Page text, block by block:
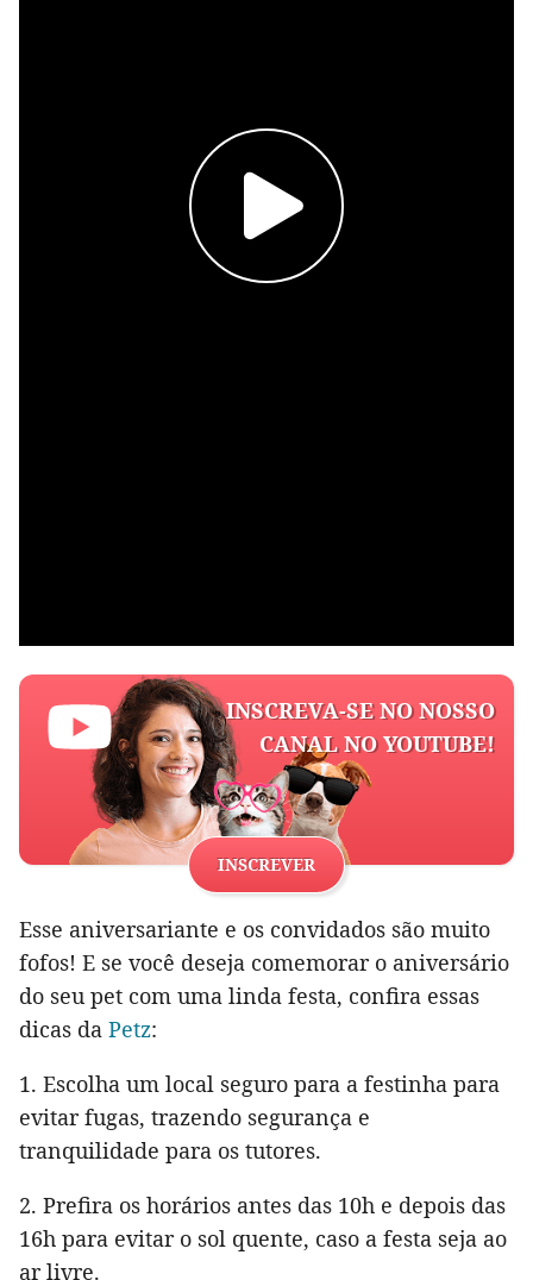
INSCREVA-SE NO NOSSO
CANAL NO YOUTUBE!
INSCREVER
Esse aniversariante e os convidados são muito
fofos! E se você deseja comemorar o aniversário
do seu pet com uma linda festa, confira essas
dicas da Petz:
1. Escolha um local seguro para a festinha para
evitar fugas, trazendo segurança e
tranquilidade para os tutores.
2. Prefira os horários antes das 10h e depois das
16h para evitar o sol quente, caso a festa seja ao
ar livre.